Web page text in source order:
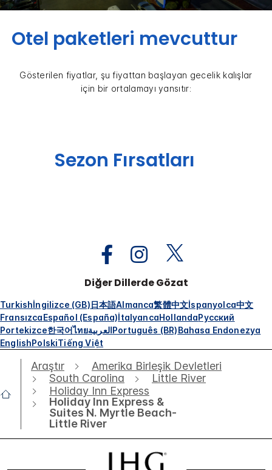
Otel paketleri mevcuttur
Gösterilen fiyatlar, şu fiyattan başlayan gecelik kalışlar
için bir ortalamayı yansıtır:
Sezon Fırsatları
Diğer Dillerde Gözat
Turkishİngilizce (GB)日本語Almanca繁體中文İspanyolca中文
FransızcaEspañol (España)İtalyancaHollandaРусский
Portekizce한국어ไทยالعربيةPortuguês (BR)Bahasa Endonezya
EnglishPolskiTiếng Việt
Araştır
Amerika Birleşik Devletleri
South Carolina
Little River
Holiday Inn Express
Holiday Inn Express &
Suites N. Myrtle Beach-
Little River